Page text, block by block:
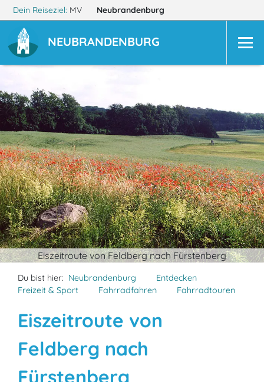
Dein Reiseziel: MV Neubrandenburg
NEUBRANDENBURG
Eiszeitroute von Feldberg nach Fürstenberg
Du bist hier: Neubrandenburg
Entdecken
Freizeit & Sport
Fahrradfahren Fahrradtouren
Eiszeitroute von
Feldberg nach
Fürstenberg